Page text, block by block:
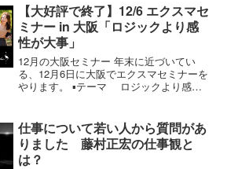
ると言葉が出てくる。頭の中の引き出し
が、ひとつずつやわらかく開いていく感
じ。「ちゃんと伝わるもの」をつくるに
は、「ちゃんと感じられる自分」でいる
ことが大事なんだな。
【大好評で終了】12/6 エクスマセ
ミナー in 大阪「ロジックより感
性が大事」
12月の大阪セミナー 年末に近づいてい
る、12月6日に大阪でエクスマセミナーを
やります。 ▪️テーマ ロジックより感性
前はロジカル（論理的）なことがビジネ
スの世界...
仕事について若い人から質問があ
りました 藤村正宏の仕事観と
は？